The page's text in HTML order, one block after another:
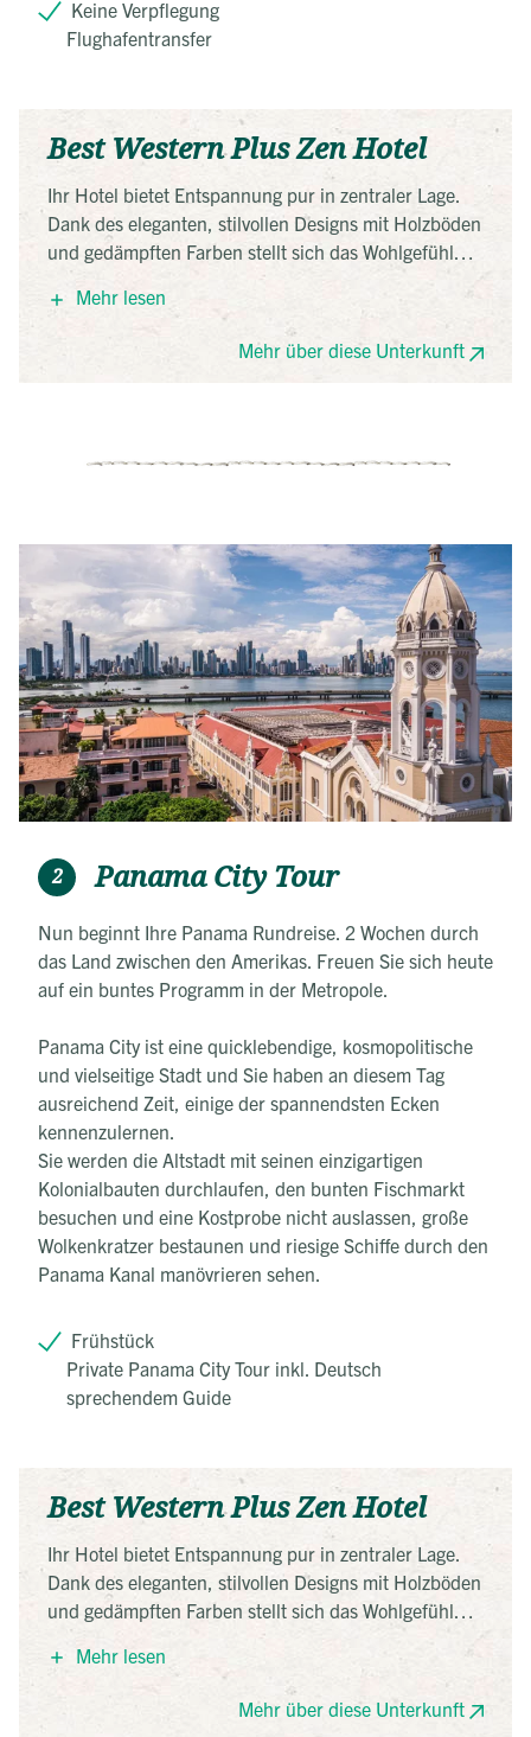
Keine Verpflegung
Flughafentransfer
Best Western Plus Zen Hotel
Ihr Hotel bietet Entspannung pur in zentraler Lage.
Dank des eleganten, stilvollen Designs mit Holzböden
und gedämpften Farben stellt sich das Wohlgefühl
quasi wie von selbst ein. Abgerundet wird das Ganze
mit einer fantastischen Aussicht von der
Dachterrasse, wo Sie kurz in den angenehm warmen
Pool hüpfen oder einen leckeren Cocktail genießen
Nur wenige Gehminuten entfernt finden Sie die bei
den Einwohnern beliebte Via Argentina mit vielen
Restaurant und Cafés. Und die Altstadt und der
Panamakanal oder der Parque Metropolitano sind
auch nicht weit.
Mehr lesen
Mehr über diese Unterkunft
2 Panama City Tour
Nun beginnt Ihre Panama Rundreise. 2 Wochen durch
das Land zwischen den Amerikas. Freuen Sie sich heute
auf ein buntes Programm in der Metropole.
Panama City ist eine quicklebendige, kosmopolitische
und vielseitige Stadt und Sie haben an diesem Tag
ausreichend Zeit, einige der spannendsten Ecken
kennenzulernen.
Sie werden die Altstadt mit seinen einzigartigen
Kolonialbauten durchlaufen, den bunten Fischmarkt
besuchen und eine Kostprobe nicht auslassen, große
Wolkenkratzer bestaunen und riesige Schiffe durch den
Panama Kanal manövrieren sehen.
Frühstück
Private Panama City Tour inkl. Deutsch
sprechendem Guide
Best Western Plus Zen Hotel
Ihr Hotel bietet Entspannung pur in zentraler Lage.
Dank des eleganten, stilvollen Designs mit Holzböden
und gedämpften Farben stellt sich das Wohlgefühl
quasi wie von selbst ein. Abgerundet wird das Ganze
mit einer fantastischen Aussicht von der
Dachterrasse, wo Sie kurz in den angenehm warmen
Pool hüpfen oder einen leckeren Cocktail genießen
Mehr lesen
Mehr über diese Unterkunft